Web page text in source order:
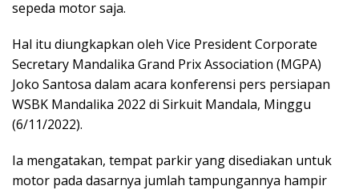
sepeda motor saja.
Hal itu diungkapkan oleh Vice President Corporate
Secretary Mandalika Grand Prix Association (MGPA)
Joko Santosa dalam acara konferensi pers persiapan
WSBK Mandalika 2022 di Sirkuit Mandala, Minggu
(6/11/2022).
Ia mengatakan, tempat parkir yang disediakan untuk
motor pada dasarnya jumlah tampungannya hampir